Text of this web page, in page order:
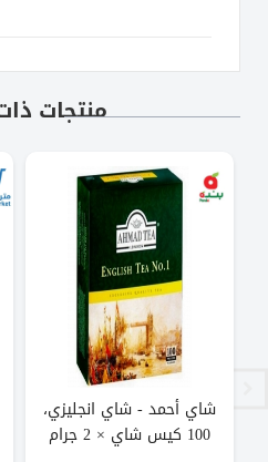
منتجات
شاي أحمد - شاي انجليزي،
100 كيس شاي × 2 جرام